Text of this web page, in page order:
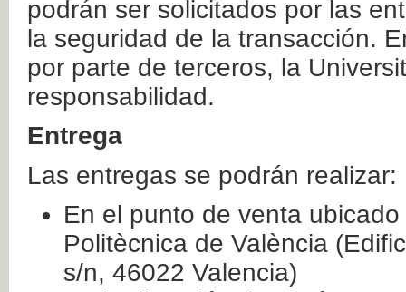
podrán ser solicitados por las
la seguridad de la transacción.
por parte de terceros, la
responsabilidad.
Entrega
Las entregas se podrán realizar:
En el punto de venta
Politècnica de València
s/n, 46022 Valencia)